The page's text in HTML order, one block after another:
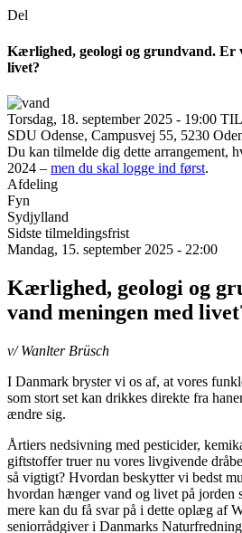
Del
Kærlighed, geologi og grundvand. Er
livet?
Torsdag, 18. september 2025 - 19:00
SDU Odense, Campusvej 55, 5230
Du kan tilmelde dig dette arrangement,
2024 – men du skal logge ind først.
Afdeling
Fyn
Sydjylland
Sidste tilmeldingsfrist
Mandag, 15. september 2025 - 22:00
Kærlighed, geologi og
vand meningen med
v/ Wanlter Brüsch
I Danmark bryster vi os af, at vores
som stort set kan drikkes direkte fra
ændre sig.
Årtiers nedsivning med pesticider,
giftstoffer truer nu vores livgivende
så vigtigt? Hvordan beskytter vi bedst
hvordan hænger vand og livet på jorden
mere kan du få svar på i dette oplæg af
seniorrådgiver i Danmarks